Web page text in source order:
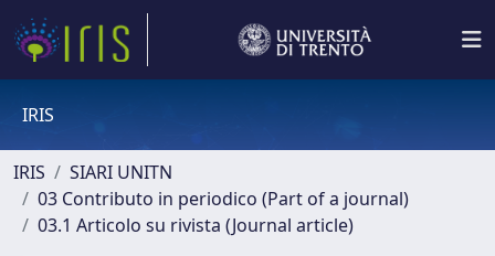
IRIS
IRIS
SIARI UNITN
03 Contributo in periodico (Part of a journal)
03.1 Articolo su rivista (Journal article)